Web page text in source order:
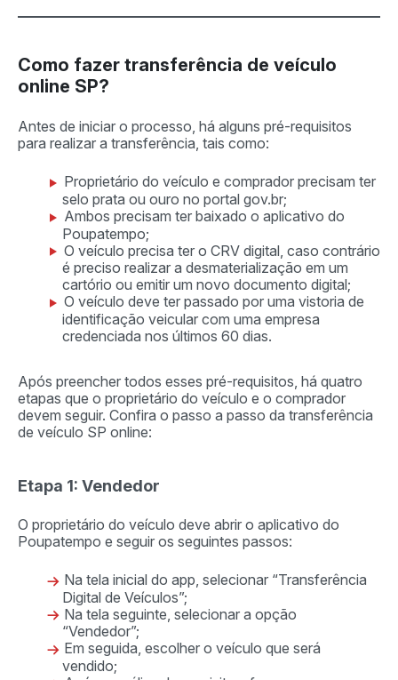
Como fazer transferência de veículo
online SP?
Antes de iniciar o processo, há alguns pré-requisitos
para realizar a transferência, tais como:
Proprietário do veículo e comprador precisam ter
selo prata ou ouro no portal gov.br;
Ambos precisam ter baixado o aplicativo do
Poupatempo;
O veículo precisa ter o CRV digital, caso contrário
é preciso realizar a desmaterialização em um
cartório ou emitir um novo documento digital;
O veículo deve ter passado por uma vistoria de
identificação veicular com uma empresa
credenciada nos últimos 60 dias.
Após preencher todos esses pré-requisitos, há quatro
etapas que o proprietário do veículo e o comprador
devem seguir. Confira o passo a passo da transferência
de veículo SP online:
Etapa 1: Vendedor
O proprietário do veículo deve abrir o aplicativo do
Poupatempo e seguir os seguintes passos:
Na tela inicial do app, selecionar “Transferência
Digital de Veículos”;
Na tela seguinte, selecionar a opção
“Vendedor”;
Em seguida, escolher o veículo que será
vendido;